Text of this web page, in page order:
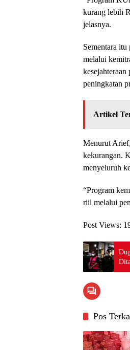
kurang lebih
jelasnya.
Sementara
melalui
peningkatan
Artikel
Menurut
kekurangan.
menyeluruh
“Program
riil melalui
Post Views:
Pos